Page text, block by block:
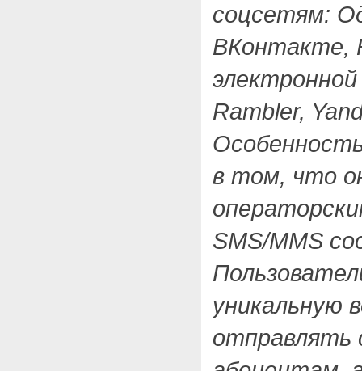
соцсетям:
ВКонтакте,
Rambler,
в том, что
SMS/MMS
уникальную
отправлять